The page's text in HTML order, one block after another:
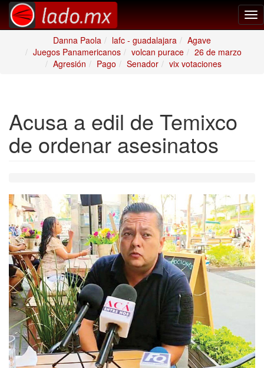
Danna Paola
lafc - guadalajara
Agave
Juegos Panamericanos
volcan purace
26 de marzo
Agresión
Pago Senador vix votaciones
Acusa a edil de Temixco
de ordenar asesinatos